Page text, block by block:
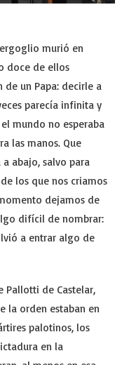
murió en
doce de ellos
de un Papa: decirle a
parecía infinita y
mundo no esperaba
las manos. Que
abajo, salvo para
los que nos criamos
dejamos de
difícil de nombrar:
a entrar algo de
Pallotti de Castelar,
la orden estaban en
palotinos, los
en la